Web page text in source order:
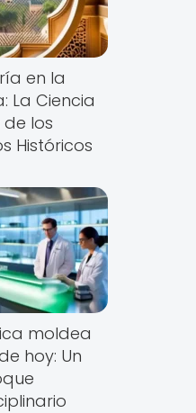
en la
La Ciencia
los
Históricos
moldea
hoy: Un